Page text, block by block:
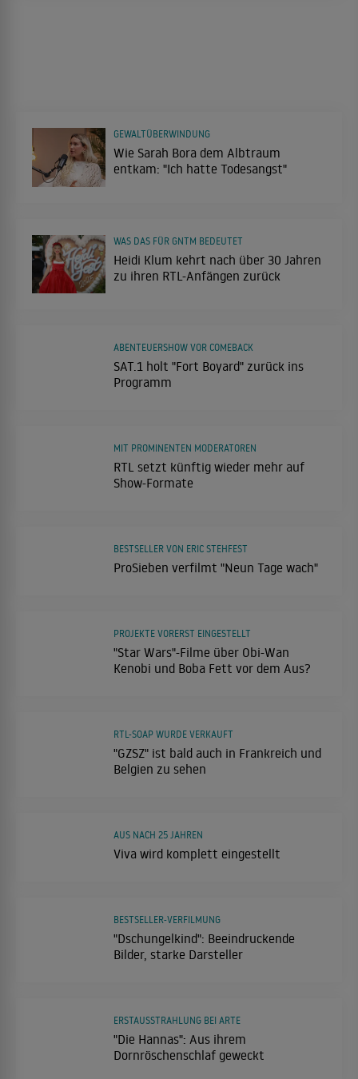
Wie Sarah Bora dem Albtraum
entkam: "Ich hatte Todesangst"
GEWALTÜBERWINDUNG
Heidi Klum kehrt nach über 30 Jahren
zu ihren RTL-Anfängen zurück
WAS DAS FÜR GNTM BEDEUTET
SAT.1 holt "Fort Boyard" zurück ins
Programm
ABENTEUERSHOW VOR COMEBACK
RTL setzt künftig wieder mehr auf
Show-Formate
MIT PROMINENTEN MODERATOREN
ProSieben verfilmt "Neun Tage wach"
BESTSELLER VON ERIC STEHFEST
"Star Wars"-Filme über Obi-Wan
Kenobi und Boba Fett vor dem Aus?
PROJEKTE VORERST EINGESTELLT
"GZSZ" ist bald auch in Frankreich und
Belgien zu sehen
RTL-SOAP WURDE VERKAUFT
Viva wird komplett eingestellt
AUS NACH 25 JAHREN
"Dschungelkind": Beeindruckende
Bilder, starke Darsteller
BESTSELLER-VERFILMUNG
"Die Hannas": Aus ihrem
Dornröschenschlaf geweckt
ERSTAUSSTRAHLUNG BEI ARTE